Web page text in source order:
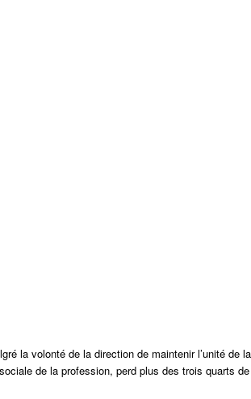
la volonté de la direction de maintenir l’unité de
de la profession, perd plus des trois quarts